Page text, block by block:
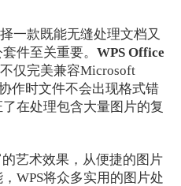
一款既能无缝处理文档又
件至关重要。 WPS Office
仅完美兼容Microsoft
作时文件不会出现格式错
在处理包含大量图片的复
艺术效果，从便捷的图片
WPS将众多实用的图片处